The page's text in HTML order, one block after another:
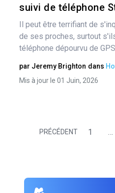
suivi de téléphone
Il peut être terrifiant de
de ses proches, surtout
téléphone dépourvu de
par Jeremy Brighton dans
Mis à jour le 01 Juin, 2026
PRÉCÉDENT 1 …